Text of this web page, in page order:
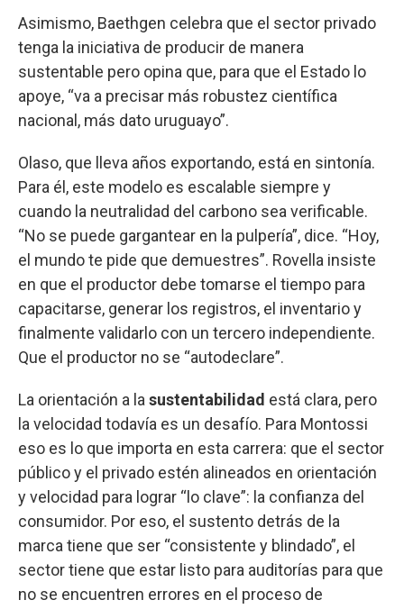
Asimismo, Baethgen celebra que el sector privado
tenga la iniciativa de producir de manera
sustentable pero opina que, para que el Estado lo
apoye, “va a precisar más robustez científica
nacional, más dato uruguayo”.
Olaso, que lleva años exportando, está en sintonía.
Para él, este modelo es escalable siempre y
cuando la neutralidad del carbono sea verificable.
“No se puede gargantear en la pulpería”, dice. “Hoy,
el mundo te pide que demuestres”. Rovella insiste
en que el productor debe tomarse el tiempo para
capacitarse, generar los registros, el inventario y
finalmente validarlo con un tercero independiente.
Que el productor no se “autodeclare”.
La orientación a lasustentabilidad está clara, pero
la velocidad todavía es un desafío. Para Montossi
eso es lo que importa en esta carrera: que el sector
público y el privado estén alineados en orientación
y velocidad para lograr “lo clave”: la confianza del
consumidor. Por eso, el sustento detrás de la
marca tiene que ser “consistente y blindado”, el
sector tiene que estar listo para auditorías para que
no se encuentren errores en el proceso de